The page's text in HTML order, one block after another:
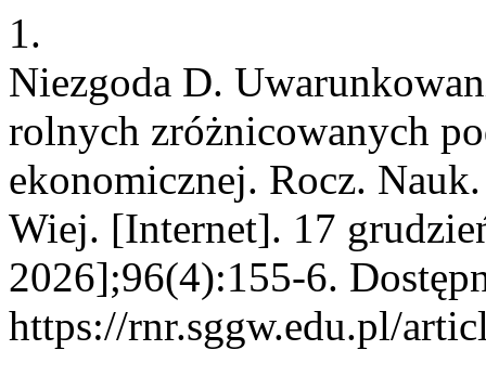
1.
Niezgoda D.
rolnych zróżnicowanych
ekonomicznej. Rocz.
Wiej. [Internet]. 17
2026];96(4):155-6.
https://rnr.sggw.edu.pl/